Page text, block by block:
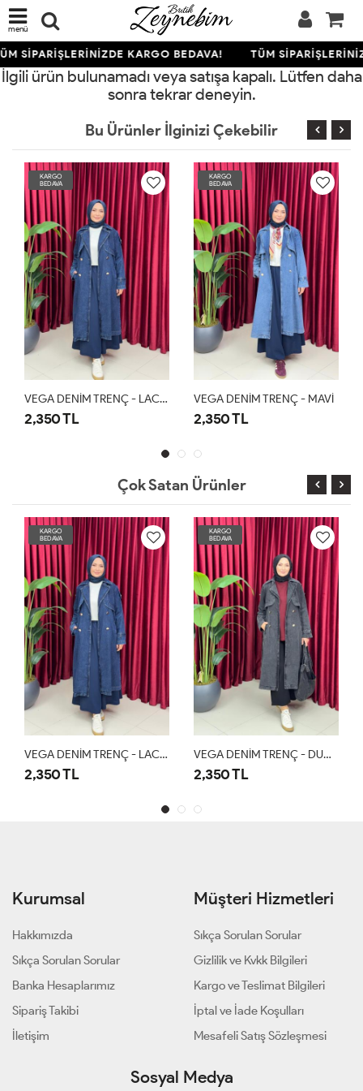
menü
SİPARİŞLERİNİZDE KARGO BEDAVA! TÜM
İlgili ürün bulunamadı veya satışa kapalı. Lütfen daha
sonra tekrar deneyin.
Bu Ürünler İlginizi Çekebilir
VEGA DENİM TRENÇ - LACİVERT
KARGO
BEDAVA
VEGA DENİM TRENÇ - MAVİ
KARGO
BEDAVA
Çok Satan Ürünler
VEGA DENİM TRENÇ - LACİVERT
KARGO
BEDAVA
VEGA DENİM TRENÇ - DUMAN
KARGO
BEDAVA
VEGA DENİM
Kurumsal
Hakkımızda
Sıkça Sorulan Sorular
Banka Hesaplarımız
Sipariş Takibi
İletişim
Müşteri Hizmetleri
Sıkça Sorulan Sorular
Gizlilik ve Kvkk Bilgileri
Kargo ve Teslimat Bilgileri
İptal ve İade Koşulları
Mesafeli Satış Sözleşmesi
Sosyal Medya